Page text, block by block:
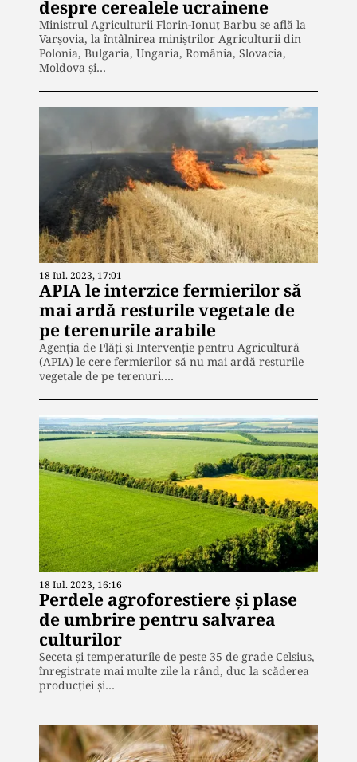
despre cerealele ucrainene
Ministrul Agriculturii Florin-Ionuţ Barbu se află la
Varşovia, la întâlnirea miniştrilor Agriculturii din
Polonia, Bulgaria, Ungaria, România, Slovacia,
Moldova şi…
18 Iul. 2023, 17:01
APIA le interzice fermierilor să
mai ardă resturile vegetale de
pe terenurile arabile
Agenția de Plăți și Intervenție pentru Agricultură
(APIA) le cere fermierilor să nu mai ardă resturile
vegetale de pe terenuri.…
18 Iul. 2023, 16:16
Perdele agroforestiere și plase
de umbrire pentru salvarea
culturilor
Seceta și temperaturile de peste 35 de grade Celsius,
înregistrate mai multe zile la rând, duc la scăderea
producției și…